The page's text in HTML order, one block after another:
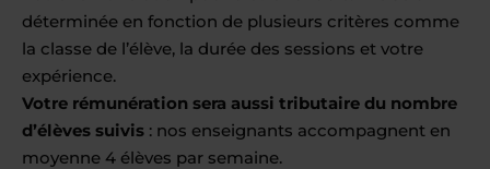
déterminée en fonction de plusieurs critères comme
la classe de l’élève, la durée des sessions et votre
expérience.
Votre rémunération sera aussi tributaire du nombre
d’élèves suivis : nos enseignants accompagnent en
moyenne 4 élèves par semaine.